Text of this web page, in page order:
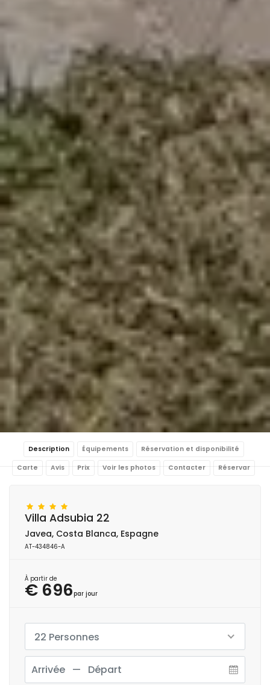
Description Équipements Réservation et disponibilité
Carte Avis Prix Voir les photos Contacter Réservar
Villa Adsubia 22
Javea, Costa Blanca, Espagne
AT-434846-A
À partir de
€ 696par jour
22 Personnes